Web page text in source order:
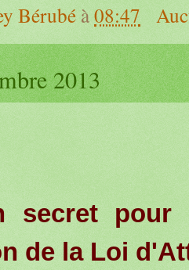
Bérubé à08:47
2013
secret pour
de la Loi